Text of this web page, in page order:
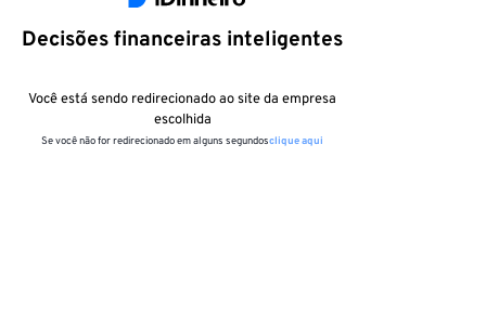
Decisões financeiras inteligentes
Você está sendo redirecionado ao site da empresa
escolhida
Se você não for redirecionado em alguns segundosclique aqui